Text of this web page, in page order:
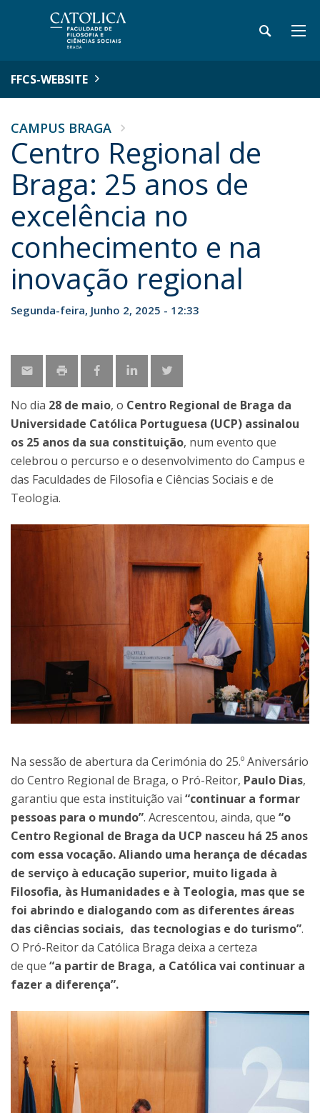
FFCS-WEBSITE
CAMPUS BRAGA
Centro Regional de
Braga: 25 anos de
excelência no
conhecimento e na
inovação regional
Segunda-feira, Junho 2, 2025 - 12:33
No dia 28 de maio, o Centro Regional de Braga da
Universidade Católica Portuguesa (UCP) assinalou
os 25 anos da sua constituição, num evento que
celebrou o percurso e o desenvolvimento do Campus e
das Faculdades de Filosofia e Ciências Sociais e de
Teologia.
Na sessão de abertura da Cerimónia do 25.º Aniversário
do Centro Regional de Braga, o Pró-Reitor, Paulo Dias,
garantiu que esta instituição vai “continuar a formar
pessoas para o mundo”. Acrescentou, ainda, que “o
Centro Regional de Braga da UCP nasceu há 25 anos
com essa vocação. Aliando uma herança de décadas
de serviço à educação superior, muito ligada à
Filosofia, às Humanidades e à Teologia, mas que se
foi abrindo e dialogando com as diferentes áreas
das ciências sociais, das tecnologias e do turismo”.
O Pró-Reitor da Católica Braga deixa a certeza
de que “a partir de Braga, a Católica vai continuar a
fazer a diferença”.